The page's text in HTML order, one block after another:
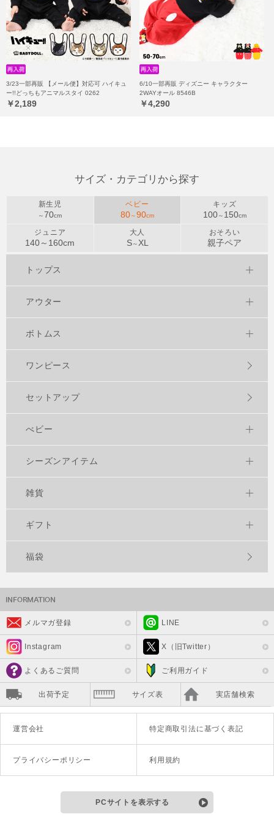
3/23一部再販 【メール便】対応可 ハイキュ
ー!!どっちもアニマルスタイ 0262
￥2,189
6/10一部再販 ディズニー キャラクター
2WAYオール 8546B
￥4,290
サイズ・カテゴリから探す
新生児
～ 70cm
ベビー
80～90cm
キッズ
100～ 150cm
ジュニア
140～ 160cm
大人
S～ XL
おそろい
親子ペア
トップス
アウター
ボトムス
ワンピース
セットアップ
べビー
シーズンアイテム
雑貨
ギフト
福袋
メルマガ登録 LINE
Instagram X（旧Twitter）
よくあるご質問 ご利用ガイド
出荷予定 サイズ表 実店舗検索
運営会社 特定商取引法に基づく表記
プライバシーポリシー 利用規約
PCサイトを表示する